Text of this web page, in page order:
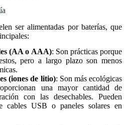
ser alimentadas por baterías, que
(AA o AAA): Son prácticas porque
pero a largo plazo son menos
(iones de litio): Son más ecológicas
una mayor cantidad de
con las desechables. Pueden
cables USB o paneles solares en